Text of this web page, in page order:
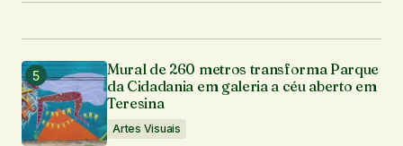
Mural de 260 metros transforma Parque
da Cidadania em galeria a céu aberto em
Teresina
Artes Visuais